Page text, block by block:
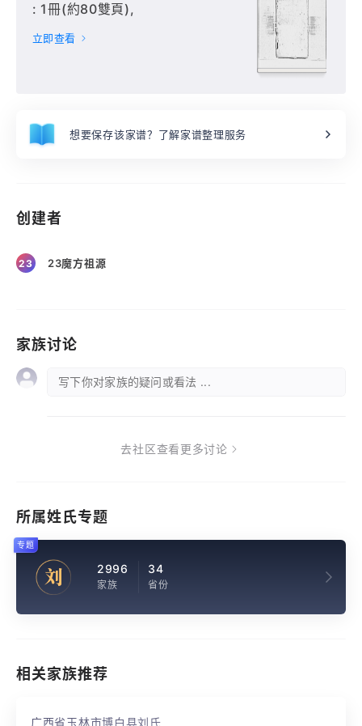
: 1冊(約80雙頁),
立即查看
想要保存该家谱？了解家谱整理服务
创建者
23 23魔方祖源
家族讨论
写下你对家族的疑问或看法 ...
去社区查看更多讨论
所属姓氏专题
刘 2996
家族
34
省份
专题
相关家族推荐
广西省玉林市博白县刘氏